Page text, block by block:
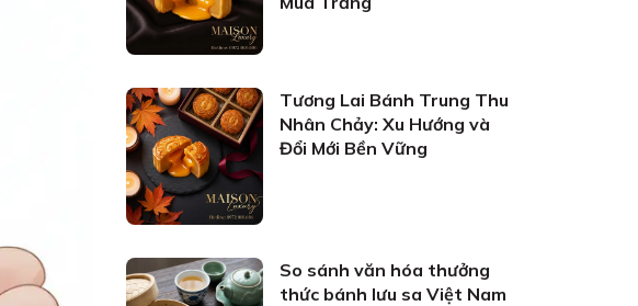
Tương Lai Bánh Trung Thu
Nhân Chảy: Xu Hướng và
Đổi Mới Bền Vững
So sánh văn hóa thưởng
thức bánh lưu sa Việt Nam